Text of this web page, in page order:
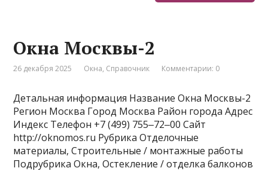
Окна Москвы-2
26 декабря 2025 Окна, Справочник Комментарии: 0
Детальная информация Название Окна Москвы-2
Регион Москва Город Москва Район города Адрес
Индекс Телефон +7 (499) 755‒72‒00 Сайт
http://oknomos.ru Рубрика Отделочные
материалы, Строительные / монтажные работы
Подрубрика Окна, Остекление / отделка балконов